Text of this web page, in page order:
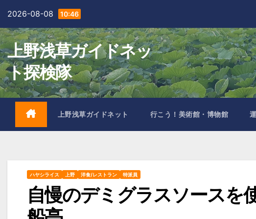
content
2026-08-08 10:46
上野浅草ガイドネッ
ト探検隊
上野浅草ガイドネット 行こう！美術館・博物館
ハヤシライス 上野 洋食/レストラン 特派員
自慢のデミグラスソース